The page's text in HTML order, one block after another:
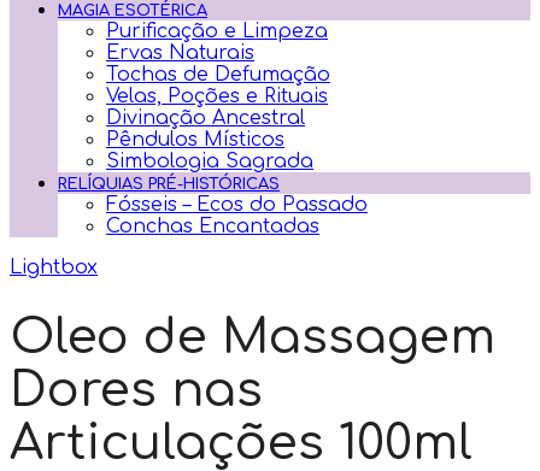
MAGIA ESOTÉRICA
Purificação e Limpeza
Ervas Naturais
Tochas de Defumação
Velas, Poções e Rituais
Divinação Ancestral
Pêndulos Místicos
Simbologia Sagrada
RELÍQUIAS PRÉ-HISTÓRICAS
Fósseis – Ecos do Passado
Conchas Encantadas
Lightbox
Oleo de Massagem
Dores nas
Articulações 100ml